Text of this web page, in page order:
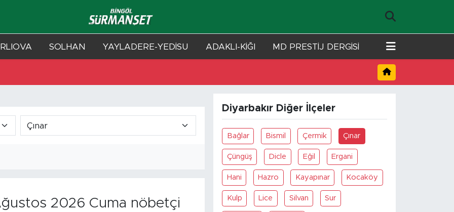
SOLHAN YAYLADERE-YEDİSU ADAKLI-KİĞI MD PRESTİJ DERGİSİ
2026 Cuma nöbetçi
Diyarbakır Diğer İlçeler
Bağlar Bismil Çermik Çınar
Çüngüş Dicle Eğil Ergani
Hani Hazro Kayapınar Kocaköy
Kulp Lice Silvan Sur